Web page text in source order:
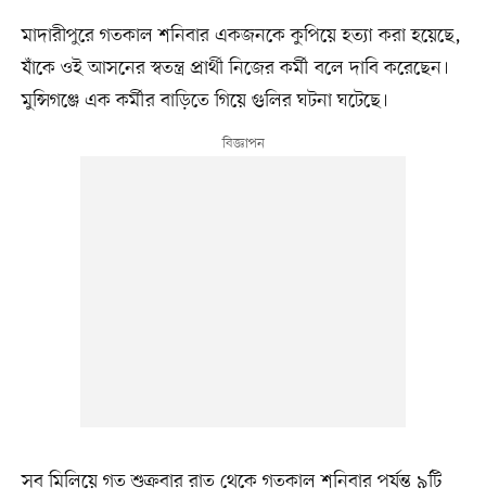
মাদারীপুরে গতকাল শনিবার একজনকে কুপিয়ে হত্যা করা হয়েছে,
যাঁকে ওই আসনের স্বতন্ত্র প্রার্থী নিজের কর্মী বলে দাবি করেছেন।
মুন্সিগঞ্জে এক কর্মীর বাড়িতে গিয়ে গুলির ঘটনা ঘটেছে।
সব মিলিয়ে গত শুক্রবার রাত থেকে গতকাল শনিবার পর্যন্ত ৯টি